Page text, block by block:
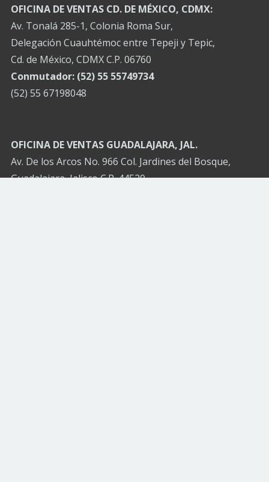
OFICINA DE VENTAS CD. DE MÉXICO, CDMX:
Av. Tonalá 285-1, Colonia Roma Sur,
Delegación Cuauhtémoc entre Tepeji y Tepic,
Cd. de México, CDMX C.P. 06760
Conmutador: (52) 55 55749734
(52) 55 67198048
OFICINA DE VENTAS GUADALAJARA, JAL.
Av. De los Arcos No. 966 Col. Jardines del Bosque,
Guadalajara, Jalisco C.P. 44520